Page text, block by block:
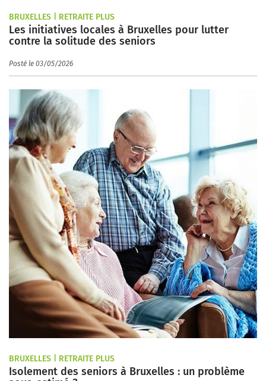
BRUXELLES | RETRAITE PLUS
Les initiatives locales à Bruxelles pour lutter
contre la solitude des seniors
Posté le 03/05/2026
BRUXELLES | RETRAITE PLUS
Isolement des seniors à Bruxelles : un problème